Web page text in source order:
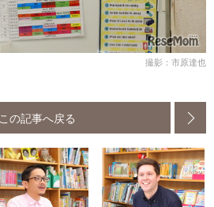
撮影：市原達也
この記事へ戻る